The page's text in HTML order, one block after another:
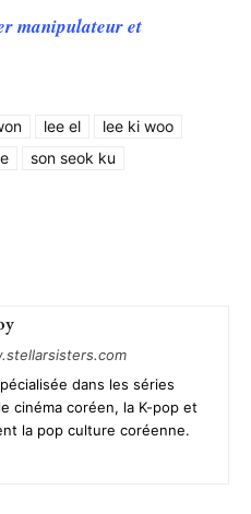
manipulateur et
lee el
lee ki woo
son seok ku
dans les séries
cinéma coréen, la K-pop et
la pop culture coréenne.